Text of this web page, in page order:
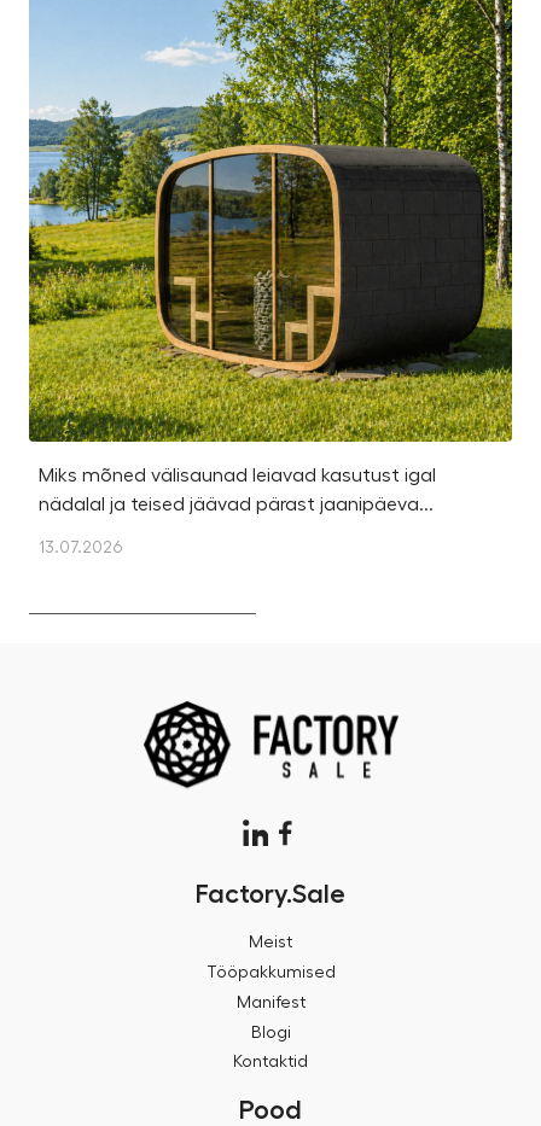
Miks mõned välisaunad leiavad kasutust igal
nädalal ja teised jäävad pärast jaanipäeva...
13.07.2026
Factory.Sale
Meist
Tööpakkumised
Manifest
Blogi
Kontaktid
Pood